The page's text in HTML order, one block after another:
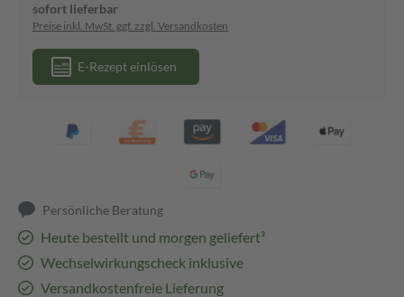
sofort lieferbar
Preise inkl. MwSt. ggf. zzgl. Versandkosten
E-Rezept einlösen
Persönliche Beratung
Heute bestellt und morgen geliefert³
Wechselwirkungscheck inklusive
Versandkostenfreie Lieferung